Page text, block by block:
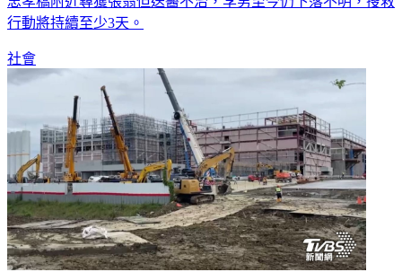
忠孝橋附近尋獲張翁但送醫不治，李男至今仍下落不明，搜救
社會